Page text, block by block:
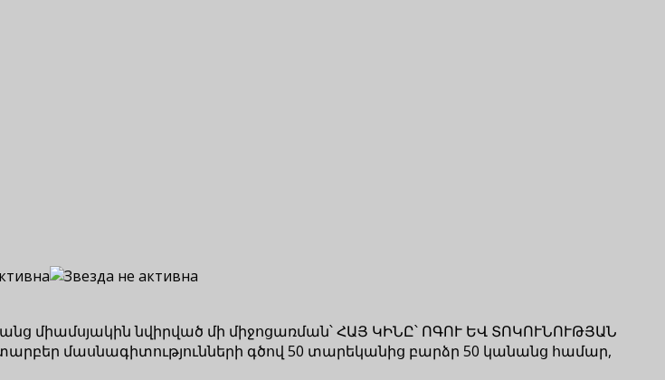
միամսյակին նվիրված մի միջոցառման՝ ՀԱՅ ԿԻՆԸ՝ ՈԳՈՒ ԵՎ ՏՈԿՈՒՆՈՒԹՅԱՆ
մասնագիտությունների գծով 50 տարեկանից բարձր 50 կանանց համար,